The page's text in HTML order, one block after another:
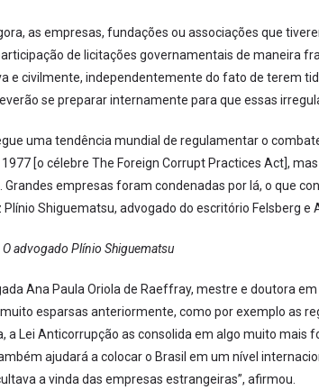
as empresas, fundações ou associações que
de licitações governamentais de maneira
e civilmente, independentemente do fato de terem
se preparar internamente para que essas
uma tendência mundial de regulamentar o
[o célebre The Foreign Corrupt Practices Act],
Grandes empresas foram condenadas por lá, o que
Plínio Shiguematsu, advogado do escritório Felsberg
O advogado Plínio Shiguematsu
Ana Paula Oriola de Raeffray, mestre e doutora
esparsas anteriormente, como por exemplo as
a Lei Anticorrupção as consolida em algo muito
ajudará a colocar o Brasil em um nível
a vinda das empresas estrangeiras”, afirmou.